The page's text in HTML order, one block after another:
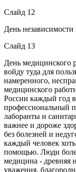
Слайд 12
День независимости
Слайд 13
День медицинского
войду туда для
намеренного,
медицинского
России каждый год
профессиональный
лаборанты и
важнее и дороже
без болезней и
каждый человек
помощью. Люди
медицина - древняя
уважения,